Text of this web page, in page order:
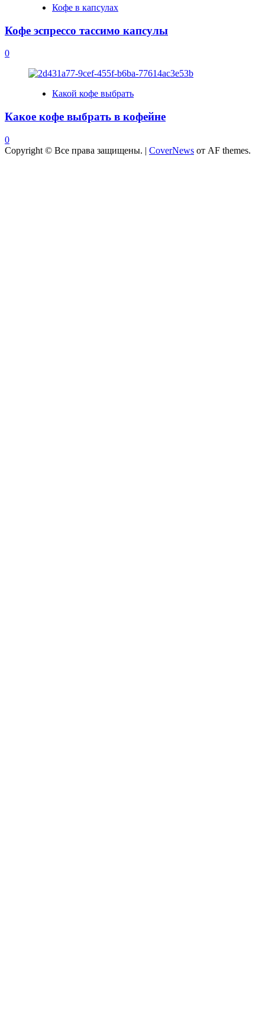
Кофе в капсулах
Кофе эспрессо тассимо капсулы
0
Какой кофе выбрать
Какое кофе выбрать в кофейне
0
Copyright © Все права защищены. | CoverNews от AF themes.